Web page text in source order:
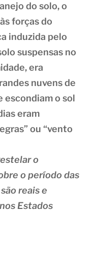
do solo, o
forças do
induzida pelo
suspensas no
era
nuvens de
escondiam o sol
eram
ou “vento
o
o período das
reais e
Estados